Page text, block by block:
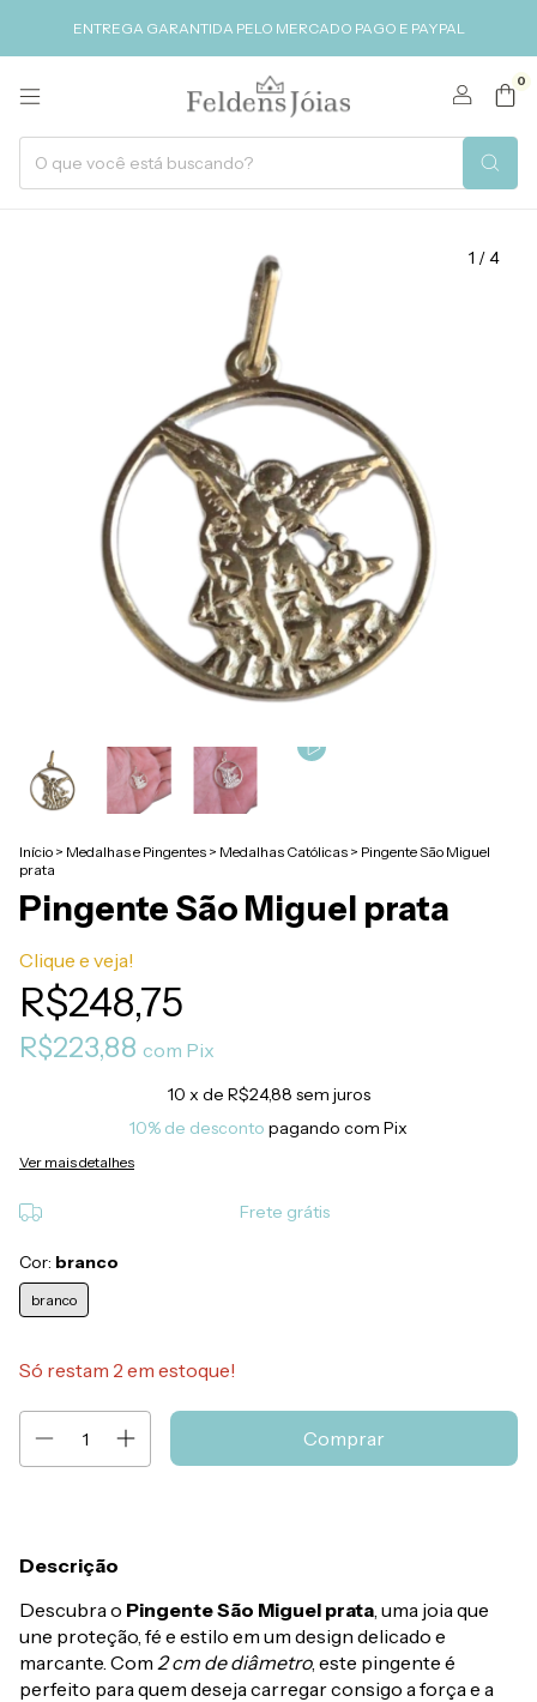
ENTREGA GARANTIDA PELO MERCADO PAGO E PAYPAL
0
1 /4
Início > Medalhas e Pingentes > Medalhas Católicas > Pingente São Miguel
prata
Pingente São Miguel prata
Clique e veja!
R$248,75
R$223,88 com Pix
10 x de R$24,88 sem juros
10% de desconto pagando com Pix
Ver mais detalhes
Frete grátis
Cor: branco
branco
Só restam 2 em estoque!
Descrição
Descubra o Pingente São Miguel prata, uma joia que
une proteção, fé e estilo em um design delicado e
marcante. Com 2 cm de diâmetro, este pingente é
perfeito para quem deseja carregar consigo a força e a